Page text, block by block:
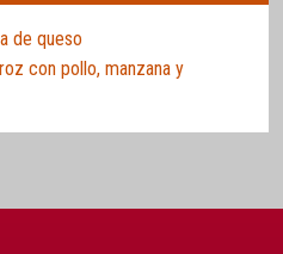
de queso
con pollo, manzana y